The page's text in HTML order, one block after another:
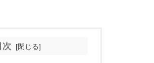
次